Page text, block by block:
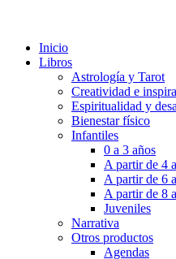
Inicio
Libros
Astrología y Tarot
Creatividad e
Espiritualidad y
Bienestar físico
Infantiles
0 a 3 años
A partir de 4
A partir de 6
A partir de 8
Juveniles
Narrativa
Otros productos
Agendas